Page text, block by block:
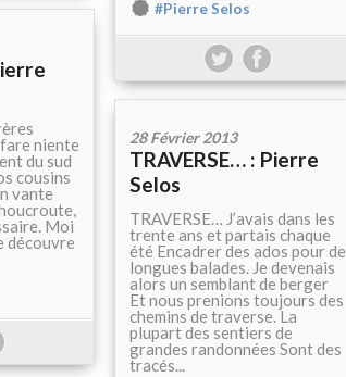
#Pierre Selos
niente
du sud
cousins
vante
Moi
découvre
28 Février 2013
TRAVERSE… : Pierre
Selos
TRAVERSE… J’avais dans les
trente ans et partais chaque
été Encadrer des ados pour de
longues balades. Je devenais
alors un semblant de berger
Et nous prenions toujours des
chemins de traverse. La
plupart des sentiers de
grandes randonnées Sont des
tracés...